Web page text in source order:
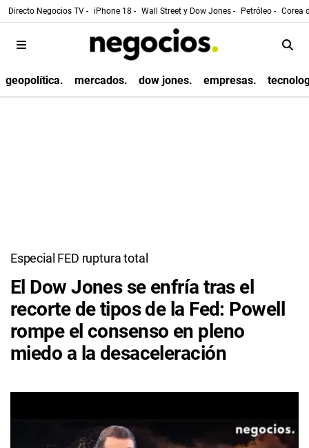
Directo Negocios TV - iPhone 18 - Wall Street y Dow Jones - Petróleo - Corea
geopolítica. mercados. dow jones. empresas.
Especial FED ruptura total
El Dow Jones se enfría tras el
recorte de tipos de la Fed: Powell
rompe el consenso en pleno
miedo a la desaceleración